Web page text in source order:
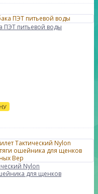
питьевой воды
Nylon
для щенков